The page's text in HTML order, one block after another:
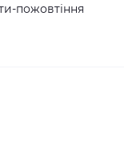
пожовтіння